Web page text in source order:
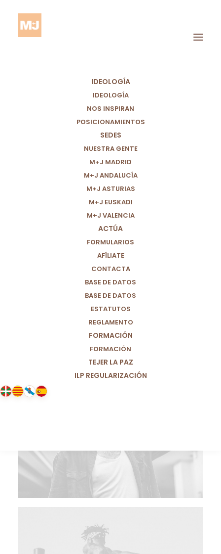
IDEOLOGÍA
IDEOLOGÍA
NOS INSPIRAN
POSICIONAMIENTOS
SEDES
NUESTRA GENTE
M+J MADRID
M+J ANDALUCÍA
M+J ASTURIAS
M+J EUSKADI
M+J VALENCIA
ACTÚA
FORMULARIOS
AFÍLIATE
CONTACTA
BASE DE DATOS
BASE DE DATOS
ESTATUTOS
REGLAMENTO
FORMACIÓN
FORMACIÓN
TEJER LA PAZ
ILP REGULARIZACIÓN